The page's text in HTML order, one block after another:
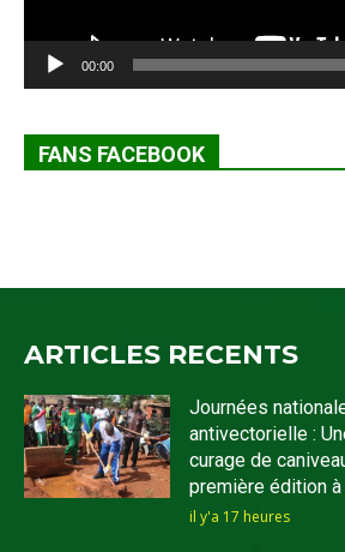
00:00
FANS FACEBOOK
ARTICLES RECENTS
Journées
antivectorielle :
curage de
première édition
il y'a 17 heures